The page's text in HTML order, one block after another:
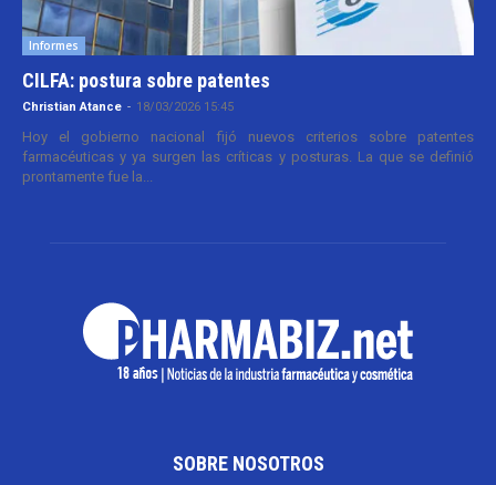
Informes
CILFA: postura sobre patentes
Christian Atance - 18/03/2026 15:45
Hoy el gobierno nacional fijó nuevos criterios sobre patentes
farmacéuticas y ya surgen las críticas y posturas. La que se definió
prontamente fue la...
SOBRE NOSOTROS